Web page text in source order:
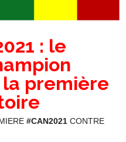
: le
la première
#CAN2021 CONTRE